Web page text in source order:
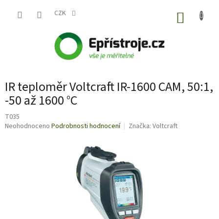
CZK
IR teploměr Voltcraft IR-1600 CAM, 50:1,
-50 až 1600 °C
T035
Průměrné
Neohodnoceno Podrobnosti hodnocení Značka: Voltcraft